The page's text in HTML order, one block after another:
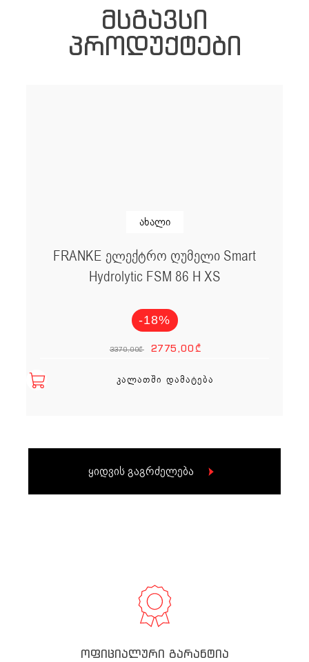
ᲛᲡᲒᲐᲕᲡᲘ
ᲞᲠᲝᲓᲣᲥᲢᲔᲑᲘ
ახალი
FRANKE ელექტრო ღუმელი Smart
Hydrolytic FSM 86 H XS
-18%
3370,00
₾ Original price
2775,00
₾Current
ᲙᲐᲚᲐᲗᲨᲘ ᲓᲐᲛᲐᲢᲔᲑᲐ
ყიდვის გაგრძელება
ოფიციალური გარანტია